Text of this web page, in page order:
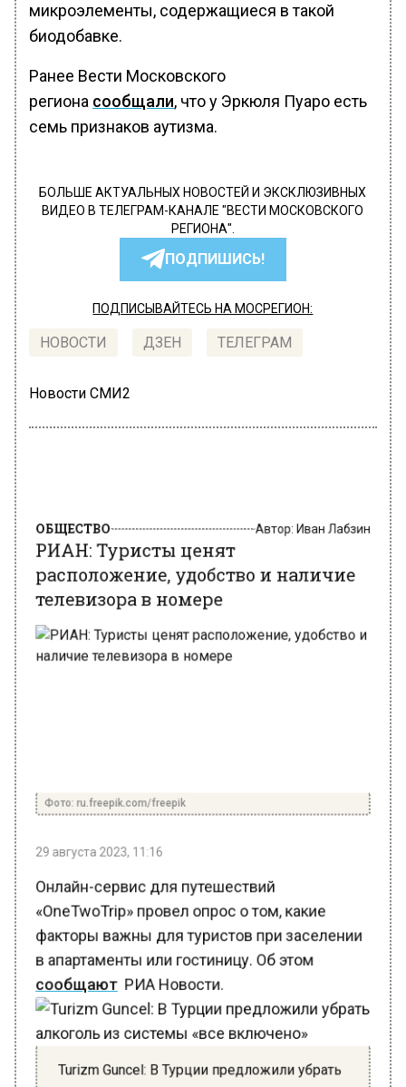
микроэлементы, содержащиеся в такой
биодобавке.
Ранее Вести Московского
региона сообщали, что у Эркюля Пуаро есть
семь признаков аутизма.
БОЛЬШЕ АКТУАЛЬНЫХ НОВОСТЕЙ И ЭКСКЛЮЗИВНЫХ
ВИДЕО В ТЕЛЕГРАМ-КАНАЛЕ "ВЕСТИ МОСКОВСКОГО
РЕГИОНА".
ПОДПИШИСЬ!
ПОДПИСЫВАЙТЕСЬ НА МОСРЕГИОН:
НОВОСТИ ДЗЕН ТЕЛЕГРАМ
Новости СМИ2
расположение, удобство и наличие
телевизора в номере
Онлайн-сервис для путешествий
«OneTwoTrip» провел опрос о том, какие
факторы важны для туристов при заселении
в апартаменты или гостиницу. Об этом
сообщаютРИА Новости.
алкоголь из системы «все включено»